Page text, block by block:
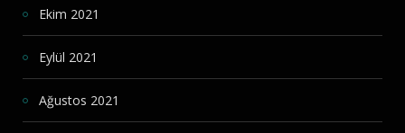
Ekim 2021
Eylül 2021
Ağustos 2021